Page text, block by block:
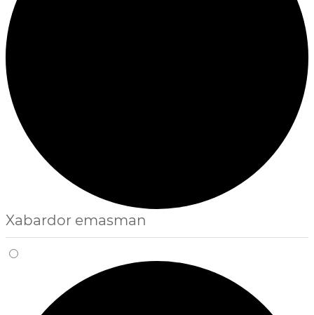
Xabardor emasman